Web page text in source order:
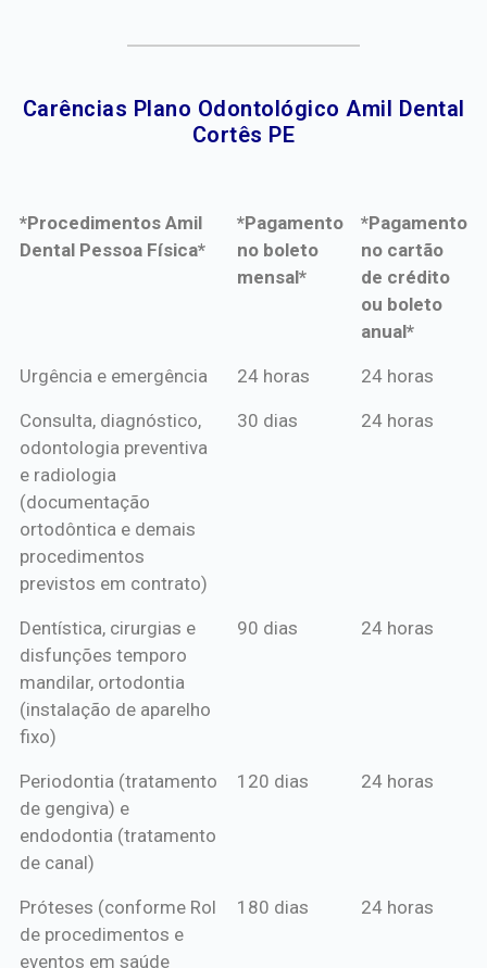
Carências Plano Odontológico Amil Dental
Cortês PE​
*Procedimentos Amil
Dental Pessoa Física*
*Pagamento
no boleto
mensal*
*Pagamento
no cartão
de crédito
ou boleto
anual*
*Procedimentos Amil
*Pagamento
mensal*
*Pagamento
de crédito
Urgência e emergência 24 horas 24 horas
Consulta, diagnóstico,
odontologia preventiva
e radiologia
(documentação
ortodôntica e demais
procedimentos
previstos em contrato)
30 dias 24 horas
Dentística, cirurgias e
disfunções temporo
mandilar, ortodontia
(instalação de aparelho
fixo)
90 dias 24 horas
Periodontia (tratamento
de gengiva) e
endodontia (tratamento
de canal)
120 dias 24 horas
Próteses (conforme Rol
de procedimentos e
eventos em saúde
180 dias 24 horas